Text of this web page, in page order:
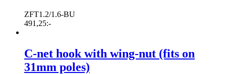
ZFT1.2/1.6-BU
491,25:-
C-net hook with wing-nut (fits on
31mm poles)